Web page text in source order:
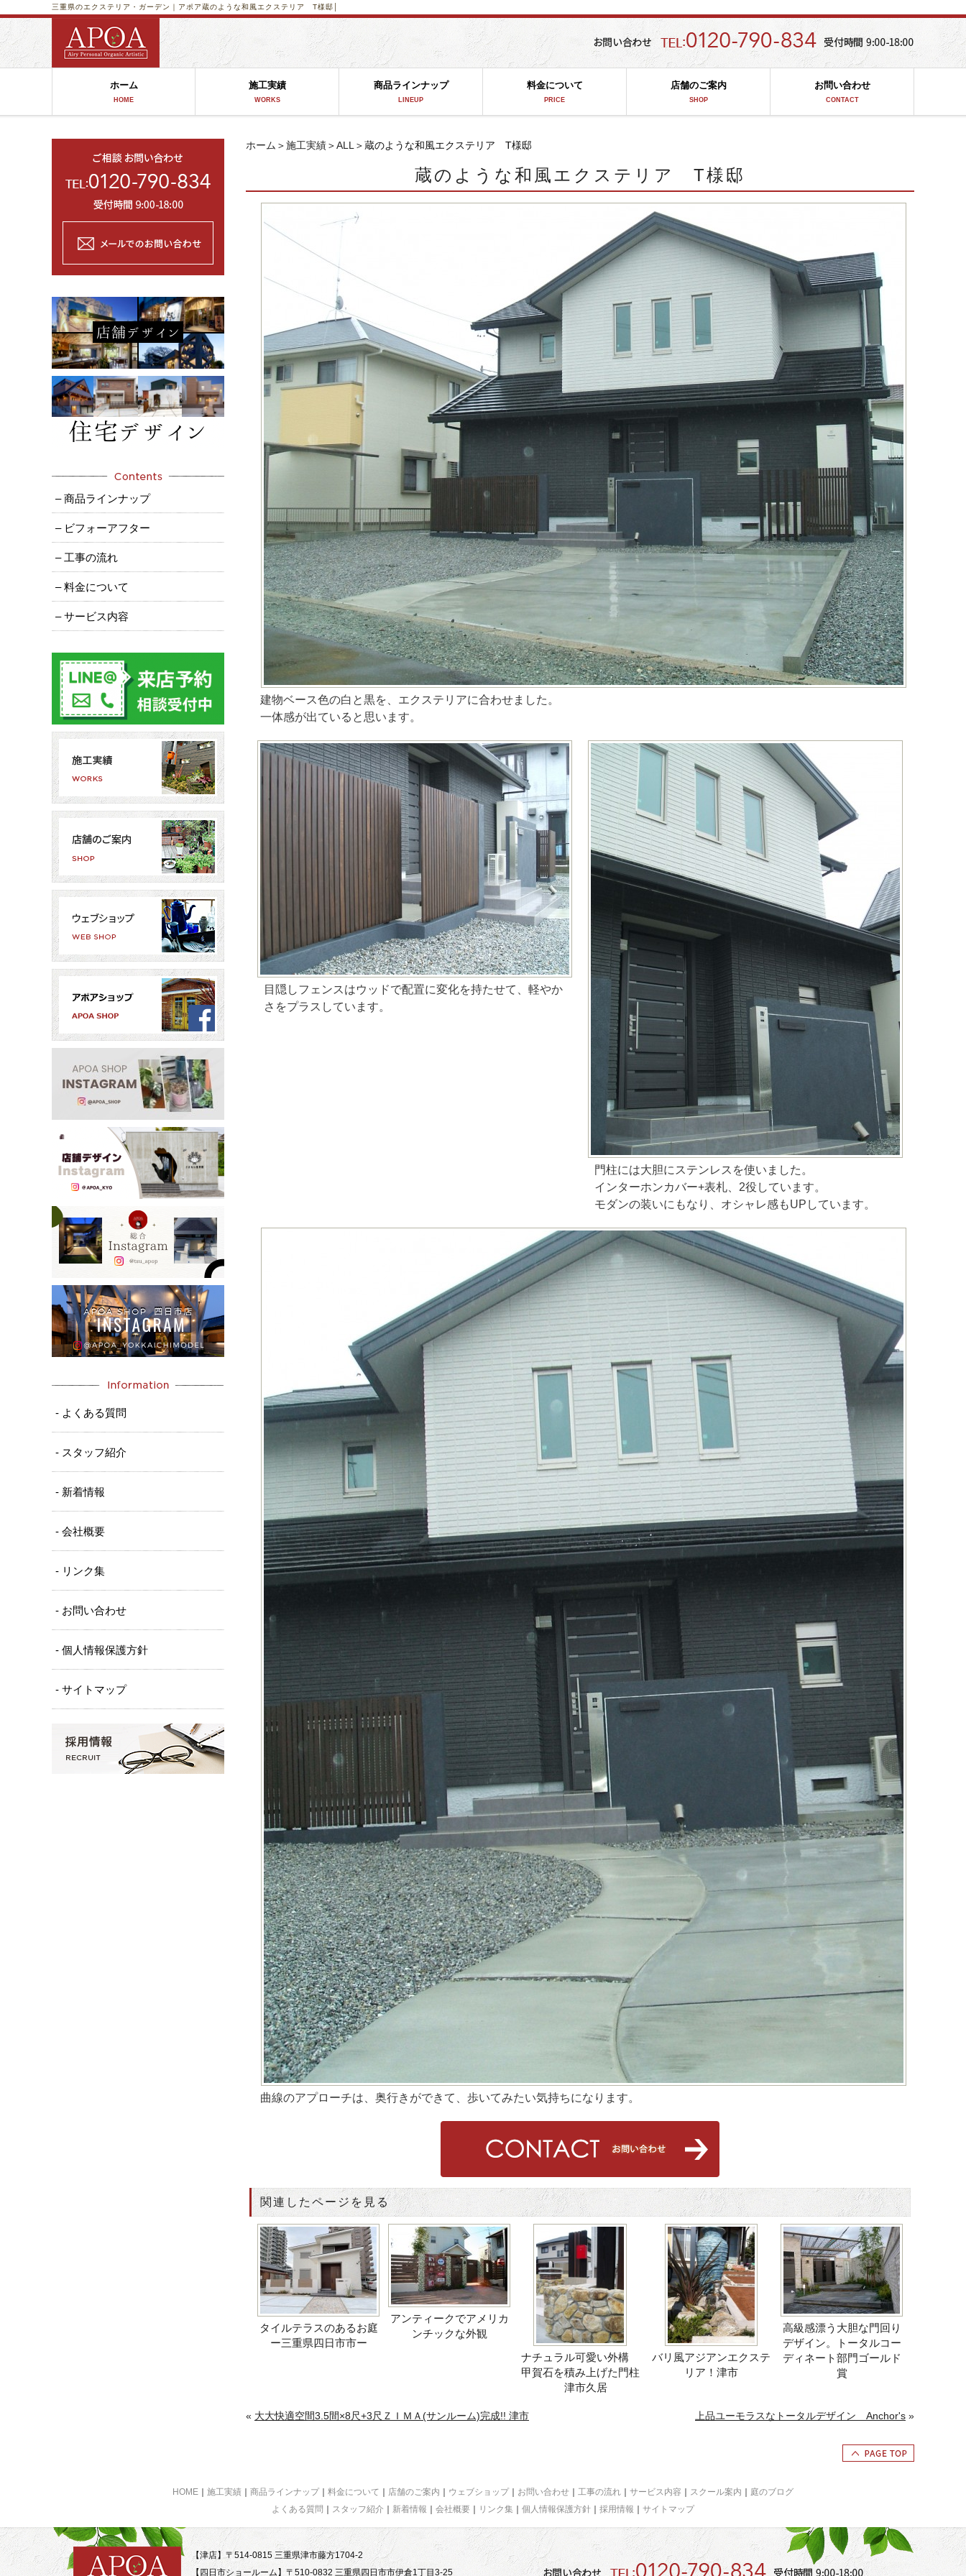
蔵のような和風エクステリア T様邸│
三重県のエクステリア・ガーデン｜アポア
ホーム
HOME
施工実績
WORKS
商品ラインナップ
LINEUP
料金について
PRICE
店舗のご案内
SHOP
お問い合わせ
CONTACT
ホーム ＞施工実績＞ALL ＞蔵のような和風エクステリア T様邸
蔵のような和風エクステリア T様邸
建物ベース色の白と黒を、エクステリアに合わせました。
一体感が出ていると思います。
目隠しフェンスはウッドで配置に変化を持たせて、軽やか
さをプラスしています。
門柱には大胆にステンレスを使いました。
インターホンカバー+表札、2役しています。
モダンの装いにもなり、オシャレ感もUPしています。
曲線のアプローチは、奥行きができて、歩いてみたい気持ちになります。
関連したページを見る
タイルテラスのあるお庭
ー三重県四日市市ー
アンティークでアメリカ
ンチックな外観
ナチュラル可愛い外構
甲賀石を積み上げた門柱
津市久居
バリ風アジアンエクステ
リア！津市
高級感漂う大胆な門回り
デザイン。トータルコー
ディネート部門ゴールド
賞
« 大大快適空間3.5間×8尺+3尺ＺＩＭＡ(サンルーム)完成!! 津市 上品ユーモラスなトータルデザイン Anchor's »
– 商品ラインナップ
– ビフォーアフター
– 工事の流れ
– 料金について
– サービス内容
- よくある質問
- スタッフ紹介
- 新着情報
- 会社概要
- リンク集
- お問い合わせ
- 個人情報保護方針
- サイトマップ
HOME 施工実績 商品ラインナップ 料金について 店舗のご案内 ウェブショップ お問い合わせ 工事の流れ サービス内容 スクール案内
庭のブログ
よくある質問
スタッフ紹介 新着情報 会社概要 リンク集 個人情報保護方針 採用情報 サイトマップ
【津店】〒514-0815 三重県津市藤方1704-2
【四日市ショールーム】〒510-0832 三重県四日市市伊倉1丁目3-25